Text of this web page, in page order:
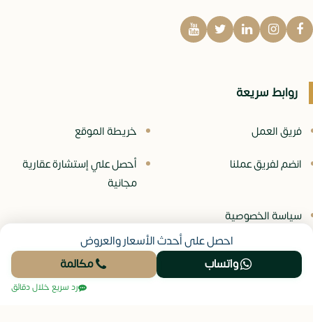
روابط سريعة
فريق العمل
خريطة الموقع
انضم لفريق عملنا
أحصل علي إستشارة عقارية
مجانية
سياسة الخصوصية
© جميع الحقوق محفوظة -موقع نيو عقار
احصل على أحدث الأسعار والعروض
واتساب
مكالمة
رد سريع خلال دقائق